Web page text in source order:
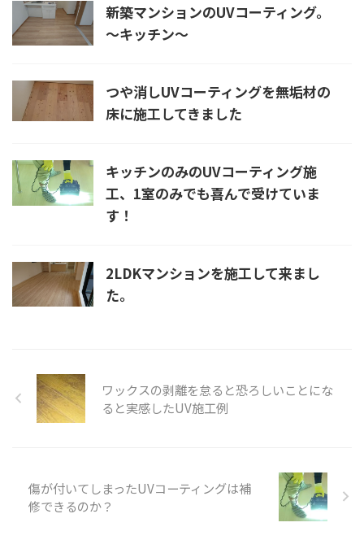
新築マンションのUVコーティング。
～キッチン～
つや消しUVコーティングを無垢材の
床に施工してきました
キッチンのみのUVコーティング施
工、1室のみでも喜んで受けていま
す！
2LDKマンションを施工して来まし
た。
ワックスの剥離を怠ると恐ろしいことにな
ると実感したUV施工例
傷が付いてしまったUVコーティングは補
修できるのか？